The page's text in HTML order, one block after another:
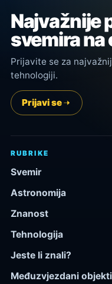
Najvažnije
svemira na
Prijavite se za
tehnologiji.
Prijavi se
RUBRIKE
Svemir
Astronomija
Znanost
Tehnologija
Jeste li znali?
Međuzvjezdani objekti